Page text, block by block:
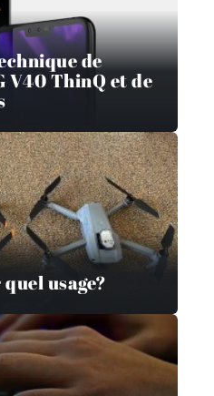
de
V40 ThinQ et de
usage?